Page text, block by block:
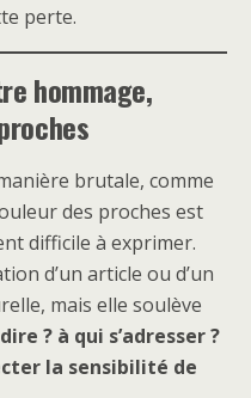
perte.
hommage,
brutale, comme
des proches est
difficile à exprimer.
d’un article ou d’un
mais elle soulève
? à qui s’adresser ?
la sensibilité de